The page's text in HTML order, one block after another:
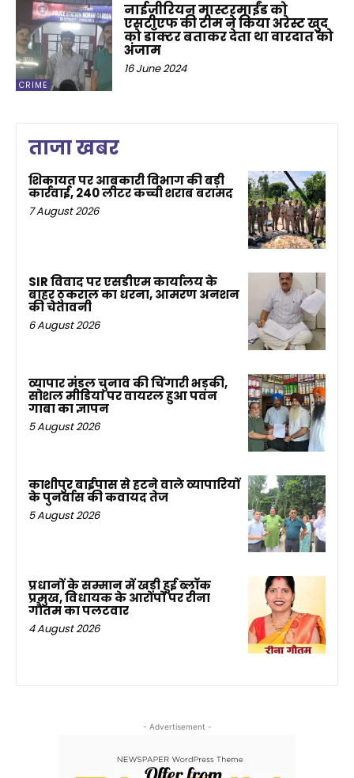
CRIME
नाईजीरियन मास्टरमाईंड को
एसटीएफ की टीम ने किया अरेस्ट खुद
को डॉक्टर बताकर देता था वारदात को
अंजाम
16 June 2024
ताजा खबर
शिकायत पर आबकारी विभाग की बड़ी
कार्रवाई, 240 लीटर कच्ची शराब बरामद
7 August 2026
SIR विवाद पर एसडीएम कार्यालय के
बाहर ठुकराल का धरना, आमरण अनशन
की चेतावनी
6 August 2026
व्यापार मंडल चुनाव की चिंगारी भड़की,
सोशल मीडिया पर वायरल हुआ पवन
गाबा का ज्ञापन
5 August 2026
काशीपुर बाईपास से हटने वाले व्यापारियों
के पुनर्वास की कवायद तेज
5 August 2026
प्रधानों के सम्मान में खड़ी हुई ब्लॉक
प्रमुख, विधायक के आरोपों पर रीना
गौतम का पलटवार
4 August 2026
- Advertisement -